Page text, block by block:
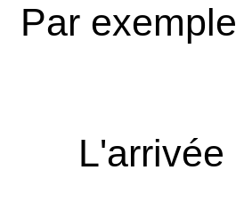
Par
L'arrivée